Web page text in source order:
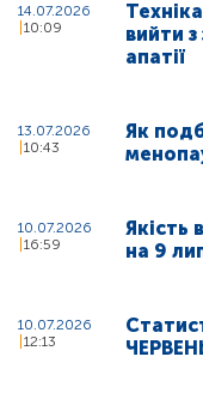
14.07.2026
10:09
вийти
апатії
13.07.2026
10:43
Як
10.07.2026
16:59
Якість
на 9
10.07.2026
12:13